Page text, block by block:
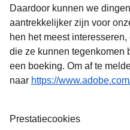
Daardoor kunnen we
aantrekkelijker zijn voor
hen het meest
die ze kunnen tegenkomen
een boeking. Om af te
naar https://
Prestatiecookies